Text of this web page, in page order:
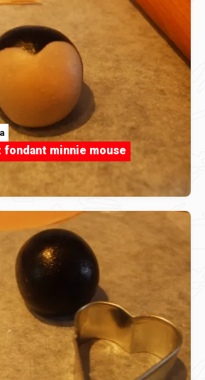
fondant minnie mouse